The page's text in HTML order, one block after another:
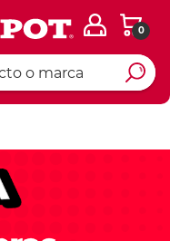
0
Ingresar Codigo